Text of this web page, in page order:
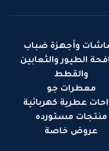
وأجهزة ضباب
الطيور والثعابين
والقطط
معطرات جو
عطرية كهربائية
منتجات مستورده
عروض خاصة